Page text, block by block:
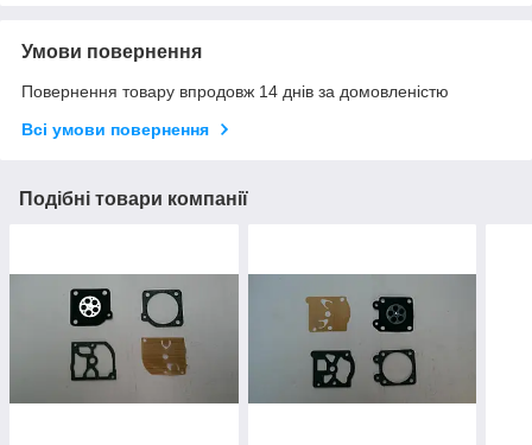
Умови повернення
Повернення товару впродовж 14 днів за домовленістю
Всі умови повернення
Подібні товари компанії